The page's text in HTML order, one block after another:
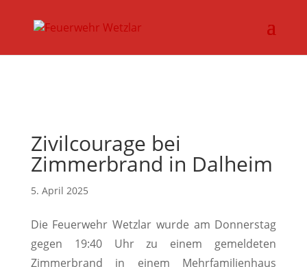
oder title-Attribut liest
Zivilcourage bei
Zimmerbrand in Dalheim
5. April 2025
Die Feuerwehr Wetzlar wurde am Donnerstag
gegen 19:40 Uhr zu einem gemeldeten
Zimmerbrand in einem Mehrfamilienhaus